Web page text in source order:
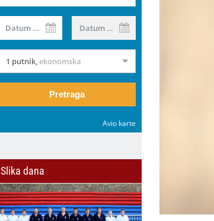
Datum od Datum do
1 putnik,ekonomska
Pretraga
Avio karte
Slika dana